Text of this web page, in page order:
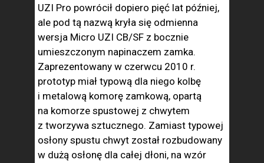
UZI Pro powrócił dopiero pięć lat później,
ale pod tą nazwą kryła się odmienna
wersja Micro UZI CB/SF z bocznie
umieszczonym napinaczem zamka.
Zaprezentowany w czerwcu 2010 r.
prototyp miał typową dla niego kolbę
i metalową komorę zamkową, opartą
na komorze spustowej z chwytem
z tworzywa sztucznego. Zamiast typowej
osłony spustu chwyt został rozbudowany
w dużą osłonę dla całej dłoni, na wzór